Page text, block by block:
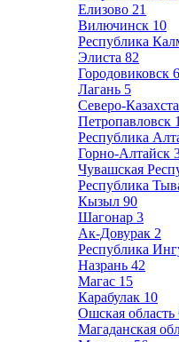
Елизово 21
Вилючинск 10
Республика
Элиста 82
Городовиковск 6
Лагань 5
Северо-
Петропавловск
Республика
Горно-Алтайск
Чувашская
Республика
Кызыл 90
Шагонар 3
Ак-Довурак 2
Республика
Назрань 42
Магас 15
Карабулак 10
Ошская область
Магаданская